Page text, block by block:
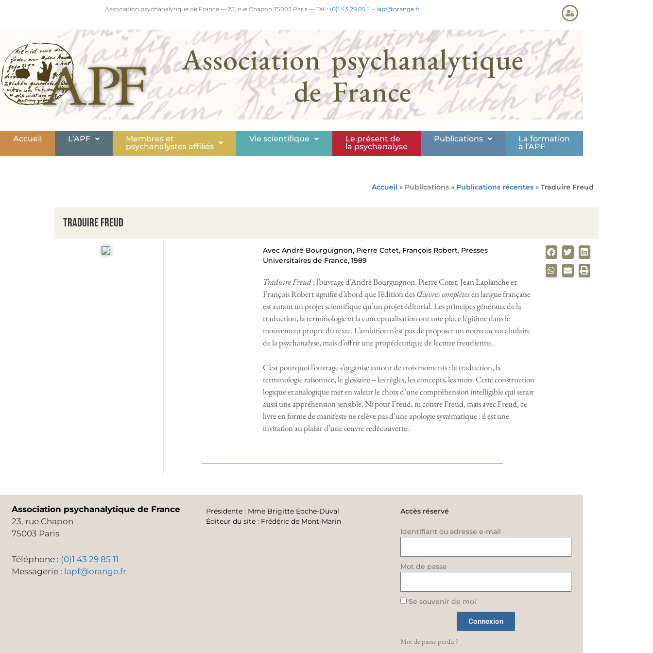
Association psychanalytique de France — 23, rue Chapon 75003 Paris — Tél. : (0)1 43 29 85 11 – lapf@orange.fr
Association psychanalytique
de France
Accueil L’APF
Membres et
psychanalystes affiliés
Vie scientifique
Le présent de
la psychanalyse
Publications
La formation
à l’APF
Accueil » Publications » Publications récentes » Traduire Freud
Traduire Freud
Avec André Bourguignon, Pierre Cotet, François Robert. Presses
Universitaires de France, 1989
Traduire Freud: l’ouvrage d’André Bourguignon, Pierre Cotet, Jean Laplanche et
François Robert signifie d’abord que l’édition desŒuvres complètesen langue française
est autant un projet scientifique qu’un projet éditorial. Les principes généraux de la
traduction, la terminologie et la conceptualisation ont une place légitime dans le
mouvement propre du texte. L’ambition n’est pas de proposer un nouveau vocabulaire
de la psychanalyse, mais d’offrir une propédeutique de lecture freudienne.
C’est pourquoi l’ouvrage s’organise autour de trois moments : la traduction, la
terminologie raisonnée, le glossaire – les règles, les concepts, les mots. Cette construction
logique et analogique met en valeur le choix d’une compréhension intelligible qui serait
aussi une appréhension sensible. Ni pour Freud, ni contre Freud, mais avec Freud, ce
livre en forme de manifeste ne relève pas d’une apologie systématique : il est une
invitation au plaisir d’une œuvre redécouverte.
Association psychanalytique de France
23, rue Chapon
75003 Paris
Téléphone : (0)1 43 29 85 11
Messagerie : lapf@orange.fr
Présidente: Mme Brigitte Éoche-Duval
Éditeur du site: Frédéric de Mont-Marin
Accès réservé
Identifiant ou adresse e-mail
Mot de passe
Se souvenir de moi
Connexion
Mot de passe perdu ?